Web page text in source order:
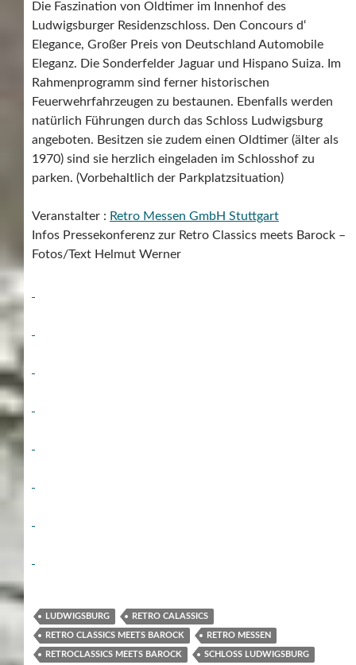
Die Faszination von Oldtimer im Innenhof des
Ludwigsburger Residenzschloss. Den Concours d‘
Elegance, Großer Preis von Deutschland Automobile
Eleganz. Die Sonderfelder Jaguar und Hispano Suiza. Im
Rahmenprogramm sind ferner historischen
Feuerwehrfahrzeugen zu bestaunen. Ebenfalls werden
natürlich Führungen durch das Schloss Ludwigsburg
angeboten. Besitzen sie zudem einen Oldtimer (älter als
1970) sind sie herzlich eingeladen im Schlosshof zu
parken. (Vorbehaltlich der Parkplatzsituation)
Veranstalter : Retro Messen GmbH Stuttgart
Infos Pressekonferenz zur Retro Classics meets Barock –
Fotos/Text Helmut Werner
LUDWIGSBURG RETRO CALASSICS
RETRO CLASSICS MEETS BAROCK RETRO MESSEN
RETROCLASSICS MEETS BAROCK SCHLOSS LUDWIGSBURG